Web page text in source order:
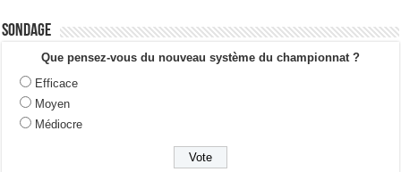
Sondage
Que pensez-vous du nouveau système du championnat ?
Efficace
Moyen
Médiocre